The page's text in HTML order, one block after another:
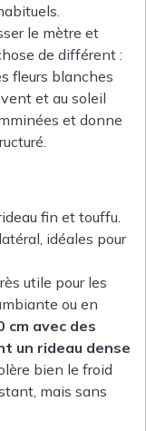
le mètre et
de différent :
fleurs blanches
et au soleil
et donne
fin et touffu.
idéales pour
utile pour les
ou en
cm avec des
un rideau dense
bien le froid
mais sans